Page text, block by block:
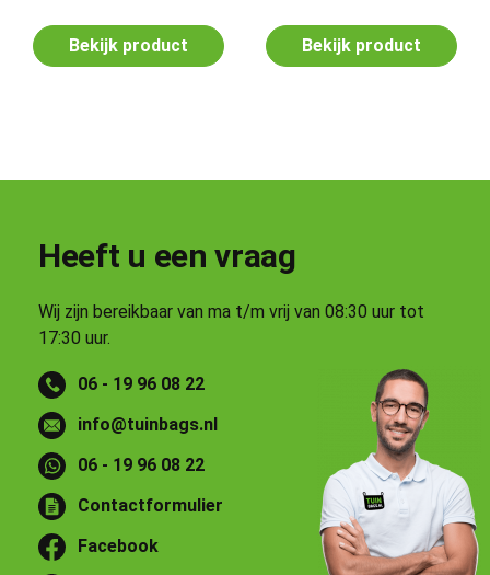
Bekijk product Bekijk product
Heeft u een vraag
Wij zijn bereikbaar van ma t/m vrij van 08:30 uur tot
17:30 uur.
06 - 19 96 08 22
info@tuinbags.nl
06 - 19 96 08 22
Contactformulier
Facebook